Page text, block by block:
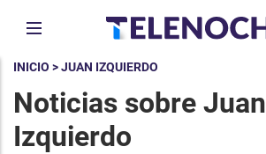
INICIO > JUAN IZQUIERDO
Noticias sobre Juan
Izquierdo